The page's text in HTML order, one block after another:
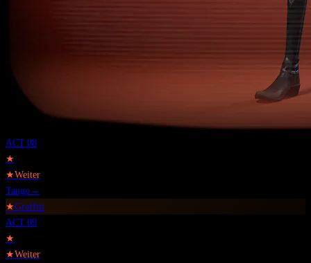
ACT.08
★
★Weiter
Tango→
★Graffiti
ACT.09
★
★Weiter